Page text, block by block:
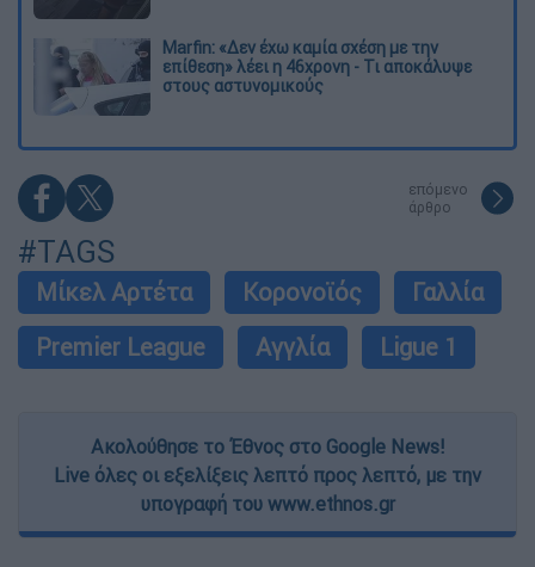
Marfin: «Δεν έχω καμία σχέση με την
επίθεση» λέει η 46χρονη - Τι αποκάλυψε
στους αστυνομικούς
επόμενο
άρθρο
#TAGS
Μίκελ Αρτέτα Κορονοϊός
Γαλλία
Premier League
Αγγλία Ligue 1
Ακολούθησε το Έθνος στο Google News!
Live όλες οι εξελίξεις λεπτό προς λεπτό, με την
υπογραφή του www.ethnos.gr